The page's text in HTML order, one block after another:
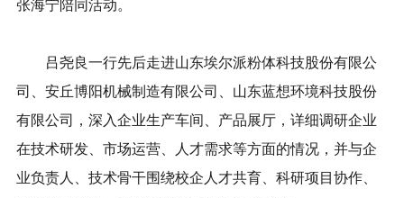
张海宁陪同活动。
吕尧良一行先后走进山东埃尔派粉体科技股份有限公
司、安丘博阳机械制造有限公司、山东蓝想环境科技股份
有限公司，深入企业生产车间、产品展厅，详细调研企业
在技术研发、市场运营、人才需求等方面的情况，并与企
业负责人、技术骨干围绕校企人才共育、科研项目协作、